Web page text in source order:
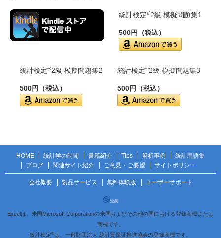
統計検定®2級 模擬問題集1
500円（税込）
統計検定®2級 模擬問題集2
500円（税込）
統計検定®2級 模擬問題集3
500円（税込）
HOME 統計学の時間 書籍紹介 Tips 解析事例
統計用語集
ブログ
関連サイト紹介 ご意見・ご要望 サイトポリシー
会社概要 製品サービス 無料体験版 ユーザーサポート
Excelは、米国Microsoft Corporationの米国およびその他の国における登録商標または
商標です。
統計検定®は、一般財団法人 統計質保証推進協会の登録商標です。